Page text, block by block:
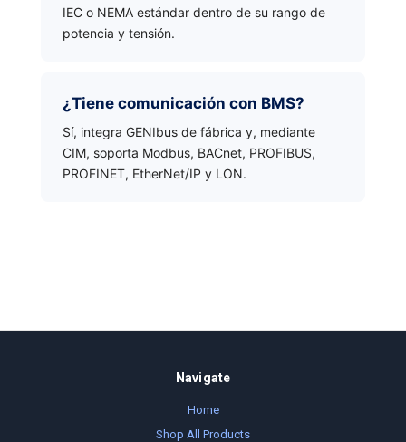
IEC o NEMA estándar dentro de su rango de
potencia y tensión.
¿Tiene comunicación con BMS?
Sí, integra GENIbus de fábrica y, mediante
CIM, soporta Modbus, BACnet, PROFIBUS,
PROFINET, EtherNet/IP y LON.
Navigate
Home
Shop All Products